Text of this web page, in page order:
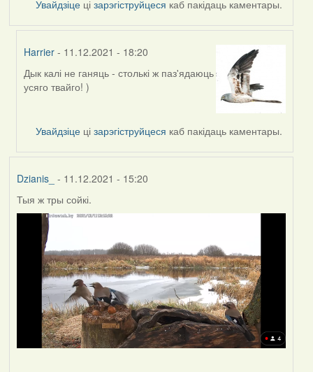
Увайдзіце цізарэгіструйцеся каб пакідаць каментары.
Harrier - 11.12.2021 - 18:20
In
reply
Lighty
Дык калі не ганяць - столькі ж паз'ядаюць
усяго твайго! )
Увайдзіце цізарэгіструйцеся каб пакідаць каментары.
Dzianis_ - 11.12.2021 - 15:20
Тыя ж тры сойкі.